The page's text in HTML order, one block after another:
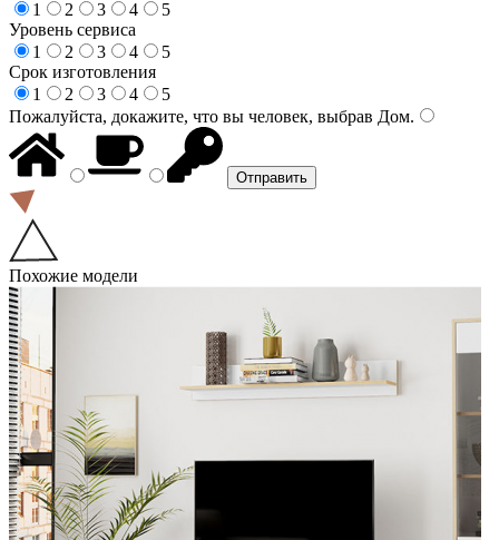
1
2 3 4
5
Уровень сервиса
1
2 3 4
5
Срок изготовления
1
2 3 4
5
Пожалуйста, докажите, что вы человек, выбрав Дом.
Похожие модели